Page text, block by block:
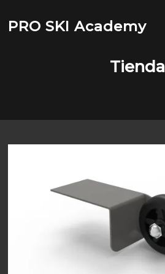
contenido
PRO SKI Academy
Tienda